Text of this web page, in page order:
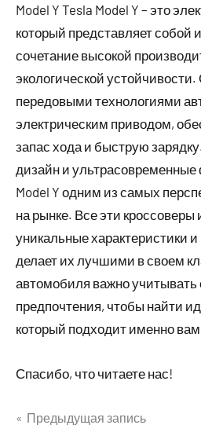
Model Y Tesla Model Y – это
который представляет собой
сочетание высокой
экологической
передовыми технологиями
электрическим приводом,
запас хода и быструю
дизайн и
Model Y одним из самых
на рынке. Все эти кроссоверы
уникальные характеристики
делает их лучшими в своем
автомобиля важно учитывать
предпочтения, чтобы найти
который подходит именно
Спасибо, что читаете нас!
Предыдущая запись